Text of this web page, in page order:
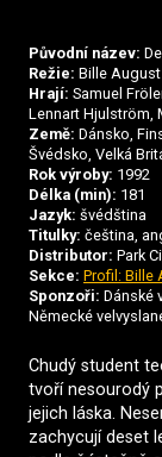
Původní název:
Režie: Bille August
Hrají: Samuel
Lennart Hjulström,
Země: Dánsko,
Švédsko, Velká
Rok výroby: 1992
Délka (min): 181
Jazyk: švédština
Titulky: čeština,
Distributor: Park
Sekce: Profil: Bille
Sponzoři: Dánské
Německé
Chudý student
tvoří nesourodý
jejich láska.
zachycují deset